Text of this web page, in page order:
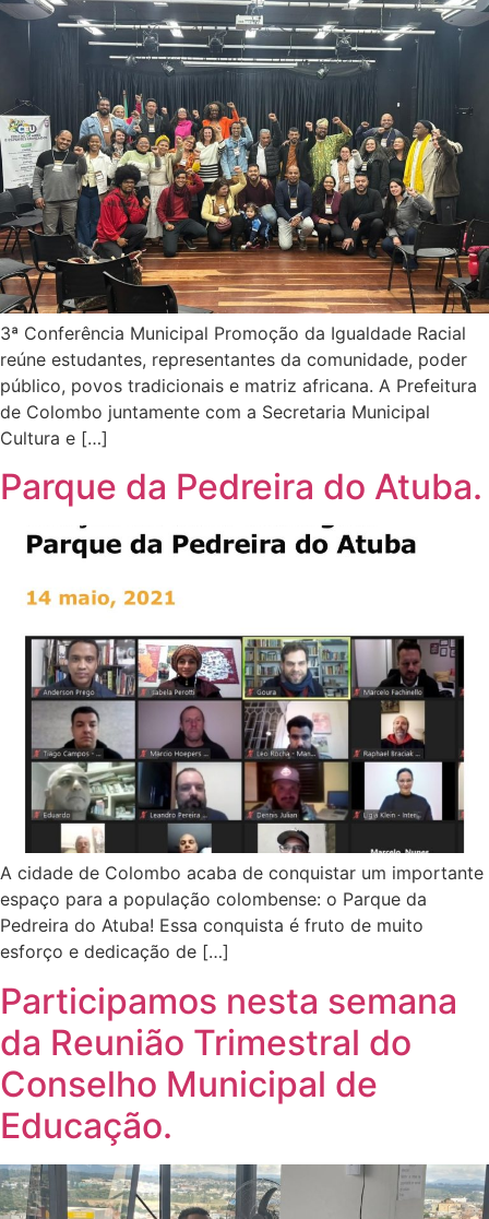
3ª Conferência Municipal Promoção da Igualdade Racial
reúne estudantes, representantes da comunidade, poder
público, povos tradicionais e matriz africana. A Prefeitura
de Colombo juntamente com a Secretaria Municipal
Cultura e […]
Parque da Pedreira do Atuba.
A cidade de Colombo acaba de conquistar um importante
espaço para a população colombense: o Parque da
Pedreira do Atuba! Essa conquista é fruto de muito
esforço e dedicação de […]
Participamos nesta semana
da Reunião Trimestral do
Conselho Municipal de
Educação.